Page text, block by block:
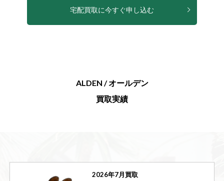
宅配買取に今すぐ申し込む
ALDEN / オールデン
買取実績
2026年7月買取